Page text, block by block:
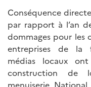
Conséquence
par rapport à l’an
dommages pour les
entreprises de la
médias locaux
construction de
menuiserie